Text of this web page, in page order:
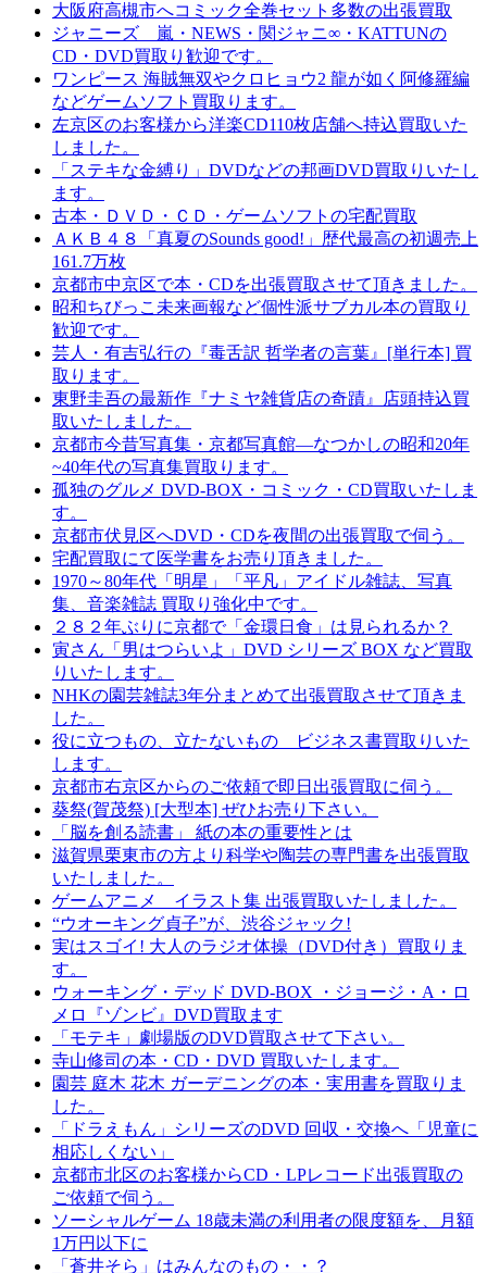
大阪府高槻市へコミック全巻セット多数の出張買取
ジャニーズ 嵐・NEWS・関ジャニ∞・KATTUNの
CD・DVD買取り歓迎です。
ワンピース 海賊無双やクロヒョウ2 龍が如く阿修羅編
などゲームソフト買取ります。
左京区のお客様から洋楽CD110枚店舗へ持込買取いた
しました。
「ステキな金縛り」DVDなどの邦画DVD買取りいたし
ます。
古本・ＤＶＤ・ＣＤ・ゲームソフトの宅配買取
ＡＫＢ４８「真夏のSounds good!」歴代最高の初週売上
161.7万枚
京都市中京区で本・CDを出張買取させて頂きました。
昭和ちびっこ未来画報など個性派サブカル本の買取り
歓迎です。
芸人・有吉弘行の『毒舌訳 哲学者の言葉』[単行本] 買
取ります。
東野圭吾の最新作『ナミヤ雑貨店の奇蹟』店頭持込買
取いたしました。
京都市今昔写真集・京都写真館―なつかしの昭和20年
~40年代の写真集買取ります。
孤独のグルメ DVD-BOX・コミック・CD買取いたしま
す。
京都市伏見区へDVD・CDを夜間の出張買取で伺う。
宅配買取にて医学書をお売り頂きました。
1970～80年代「明星」「平凡」アイドル雑誌、写真
集、音楽雑誌 買取り強化中です。
２８２年ぶりに京都で「金環日食」は見られるか？
寅さん「男はつらいよ」DVD シリーズ BOX など買取
りいたします。
NHKの園芸雑誌3年分まとめて出張買取させて頂きま
した。
役に立つもの、立たないもの ビジネス書買取りいた
します。
京都市右京区からのご依頼で即日出張買取に伺う。
葵祭(賀茂祭) [大型本] ぜひお売り下さい。
「脳を創る読書」 紙の本の重要性とは
滋賀県栗東市の方より科学や陶芸の専門書を出張買取
いたしました。
ゲームアニメ イラスト集 出張買取いたしました。
“ウオーキング貞子”が、渋谷ジャック!
実はスゴイ! 大人のラジオ体操（DVD付き）買取りま
す。
ウォーキング・デッド DVD-BOX ・ジョージ・A・ロ
メロ『ゾンビ』DVD買取ます
「モテキ」劇場版のDVD買取させて下さい。
寺山修司の本・CD・DVD 買取いたします。
園芸 庭木 花木 ガーデニングの本・実用書を買取りま
した。
「ドラえもん」シリーズのDVD 回収・交換へ「児童に
相応しくない」
京都市北区のお客様からCD・LPレコード出張買取の
ご依頼で伺う。
ソーシャルゲーム 18歳未満の利用者の限度額を、月額
1万円以下に
「蒼井そら」はみんなのもの・・？